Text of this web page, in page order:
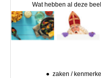
zaken /
Wat hebben al deze